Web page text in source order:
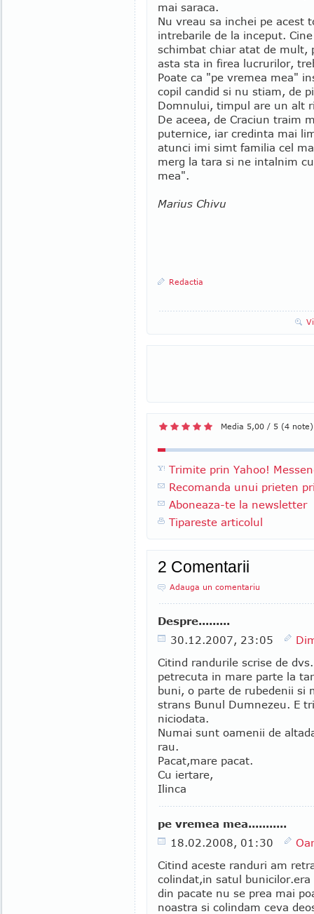
mai saraca.
Nu vreau sa inchei pe acest
intrebarile de la inceput.
schimbat chiar atat de mult,
asta sta in firea lucrurilor,
Poate ca "pe vremea mea"
copil candid si nu stiam, de
Domnului, timpul are un alt
De aceea, de Craciun traim
puternice, iar credinta mai
atunci imi simt familia cel
merg la tara si ne intalnim
mea".
Marius Chivu
Redactia
Media 5,00 / 5 (4 note)
Trimite prin Yahoo!
Recomanda unui prieten
Aboneaza-te la newsletter
Tipareste articolul
2 Comentarii
Adauga un comentariu
Despre.........
30.12.2007, 23:05
Citind randurile scrise de
petrecuta in mare parte la
buni, o parte de rubedenii si
strans Bunul Dumnezeu. E
niciodata.
Numai sunt oamenii de
rau.
Pacat,mare pacat.
Cu iertare,
Ilinca
pe vremea mea...........
18.02.2008, 01:30
Citind aceste randuri am
colindat,in satul
din pacate nu se prea mai
noastra si colindam ceva